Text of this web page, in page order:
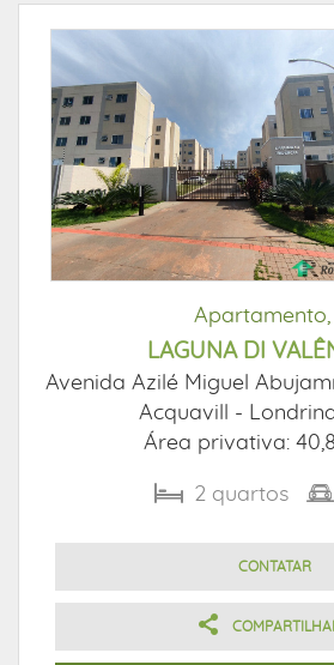
Apartamento,
LAGUNA DI
Avenida Azilé Miguel
Acquavill -
Área privativa:
2 quartos
CONTATAR